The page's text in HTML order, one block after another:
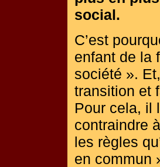
social.
C’est
enfant de la
société ».
transition et
Pour cela, il
contraindre
les règles
en commun